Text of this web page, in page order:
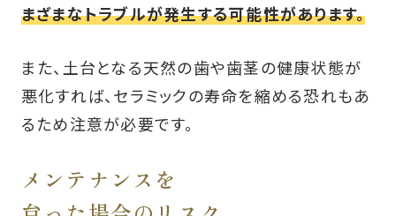
まざまなトラブルが発生する可能性があります。
また、土台となる天然の歯や歯茎の健康状態が
悪化すれば、セラミックの寿命を縮める恐れもあ
るため注意が必要です。
メンテナンスを